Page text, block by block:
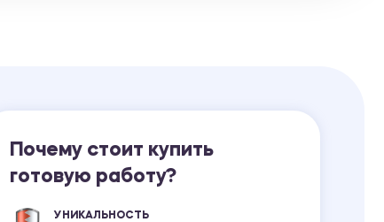
Почему стоит купить
готовую работу?
УНИКАЛЬНОСТЬ